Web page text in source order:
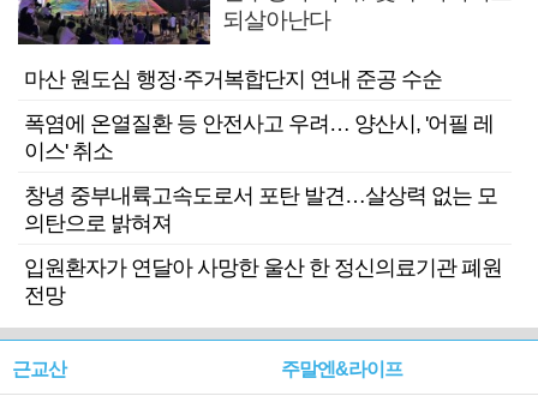
되살아난다
마산 원도심 행정·주거복합단지 연내 준공 수순
폭염에 온열질환 등 안전사고 우려… 양산시, '어필 레
이스' 취소
창녕 중부내륙고속도로서 포탄 발견…살상력 없는 모
의탄으로 밝혀져
입원환자가 연달아 사망한 울산 한 정신의료기관 폐원
전망
근교산 주말엔&라이프